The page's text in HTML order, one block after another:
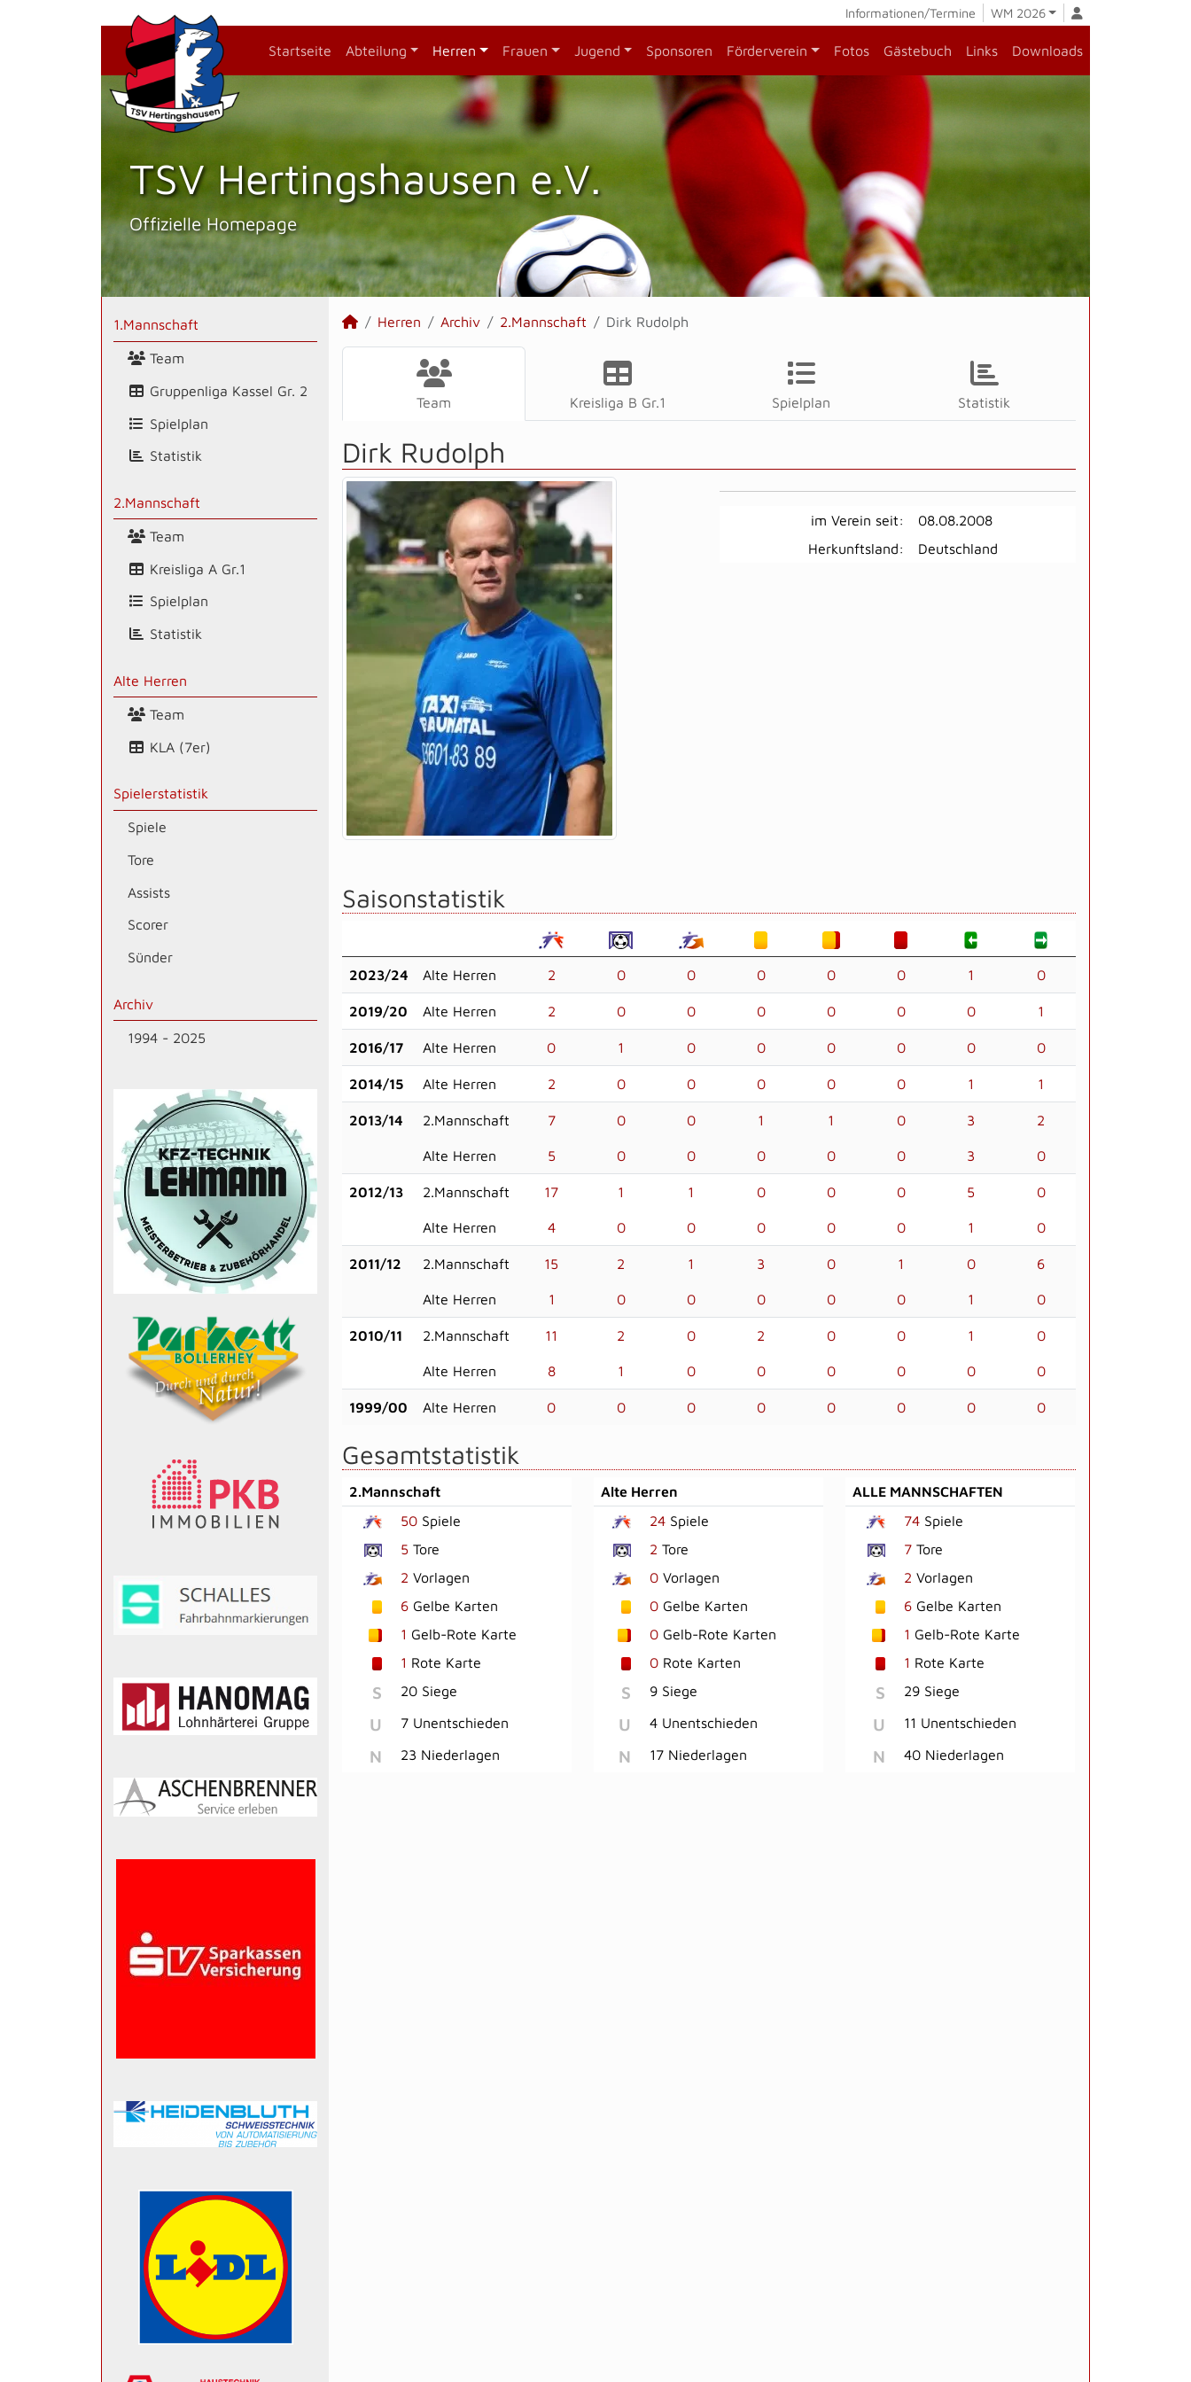
Informationen/Termine WM 2026
Startseite Abteilung Herren Frauen Jugend Sponsoren Förderverein Fotos Gästebuch Links Downloads
TSV Hertings­hausen e.V.
Offizielle Homepage
1.Mannschaft
Team
Gruppenliga Kassel Gr. 2
Spielplan
Statistik
2.Mannschaft
Team
Kreisliga A Gr.1
Spielplan
Statistik
Alte Herren
Team
KLA (7er)
Spielerstatistik
Spiele
Tore
Assists
Scorer
Sünder
Archiv
1994 - 2025
Herren Archiv 2.Mannschaft Dirk Rudolph
Team Kreisliga B Gr.1 Spielplan Statistik
Dirk Rudolph
im Verein seit:
08.08.2008
Herkunftsland:
Deutschland
Saisonstatistik
2023/24 Alte Herren 2 0 0 0 0 0 1 0
2019/20 Alte Herren 2 0 0 0 0 0 0 1
2016/17 Alte Herren 0 1 0 0 0 0 0 0
2014/15 Alte Herren 2 0 0 0 0 0 1 1
2013/14 2.Mannschaft 7 0 0 1 1 0 3 2
Alte Herren 5 0 0 0 0 0 3 0
2012/13 2.Mannschaft 17 1 1 0 0 0 5 0
Alte Herren 4 0 0 0 0 0 1 0
2011/12 2.Mannschaft 15 2 1 3 0 1 0 6
Alte Herren 1 0 0 0 0 0 1 0
2010/11 2.Mannschaft 11 2 0 2 0 0 1 0
Alte Herren 8 1 0 0 0 0 0 0
1999/00 Alte Herren 0 0 0 0 0 0 0 0
Gesamtstatistik
2.Mannschaft
50 Spiele
5 Tore
2 Vorlagen
6 Gelbe Karten
1 Gelb-Rote Karte
1 Rote Karte
S 20 Siege
U 7 Unentschieden
N 23 Niederlagen
Alte Herren
24Spiele
2 Tore
0Vorlagen
0Gelbe Karten
0Gelb-Rote Karten
0Rote Karten
S 9 Siege
U 4 Unentschieden
N 17 Niederlagen
ALLE MANNSCHAFTEN
74Spiele
7Tore
2 Vorlagen
6Gelbe Karten
1 Gelb-Rote Karte
1 Rote Karte
S 29 Siege
U 11 Unentschieden
N 40 Niederlagen